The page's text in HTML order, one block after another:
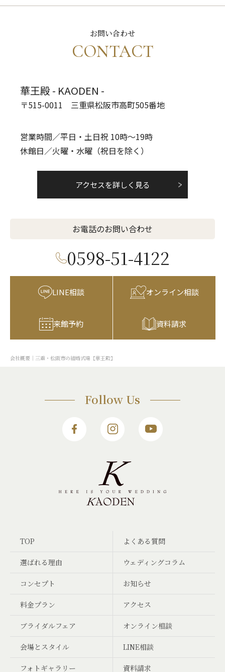
CONTACT
お問い合わせ
華王殿 - KAODEN -
〒515-0011 三重県松阪市高町505番地
営業時間／平日・土日祝 10時～19時
休館日／火曜・水曜（祝日を除く）
アクセスを詳しく見る
お電話のお問い合わせ
0598-51-4122
LINE相談 オンライン相談
来館予約 資料請求
会社概要｜三重・松阪市の結婚式場【華王殿】
Follow Us
TOP
選ばれる理由
コンセプト
料金プラン
ブライダルフェア
会場とスタイル
フォトギャラリー
よくある質問
ウェディングコラム
お知らせ
アクセス
オンライン相談
LINE相談
資料請求